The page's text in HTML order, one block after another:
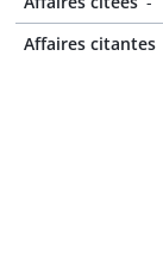
Affaires citantes